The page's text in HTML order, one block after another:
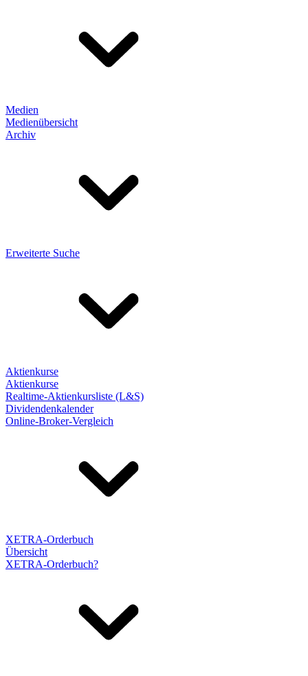
Medien
Medienübersicht
Archiv
Erweiterte Suche
Aktienkurse
Aktienkurse
Realtime-Aktienkursliste (L&S)
Dividendenkalender
Online-Broker-Vergleich
XETRA-Orderbuch
Übersicht
XETRA-Orderbuch?